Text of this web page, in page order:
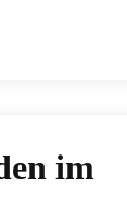
im